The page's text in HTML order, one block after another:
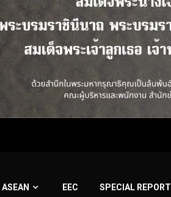
ASEAN EEC SPECIAL REPORT